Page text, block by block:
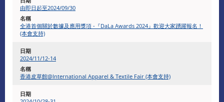
由即日起至2024/09/30
全港首個關於數據及應用獎項 -『DaLa Awards 2024』歡迎大家踴躍報名！
(本會支持)
2024/11/12-14
香港皮草館@International Apparel & Textile Fair (本會支持)